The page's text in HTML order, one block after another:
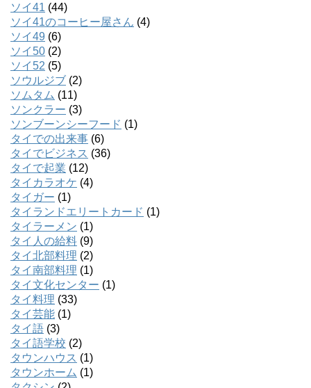
ソイ41 (44)
ソイ41のコーヒー屋さん (4)
ソイ49 (6)
ソイ50 (2)
ソイ52 (5)
ソウルジブ (2)
ソムタム (11)
ソンクラー (3)
ソンブーンシーフード (1)
タイでの出来事 (6)
タイでビジネス (36)
タイで起業 (12)
タイカラオケ (4)
タイガー (1)
タイランドエリートカード (1)
タイラーメン (1)
タイ人の給料 (9)
タイ北部料理 (2)
タイ南部料理 (1)
タイ文化センター (1)
タイ料理 (33)
タイ芸能 (1)
タイ語 (3)
タイ語学校 (2)
タウンハウス (1)
タウンホーム (1)